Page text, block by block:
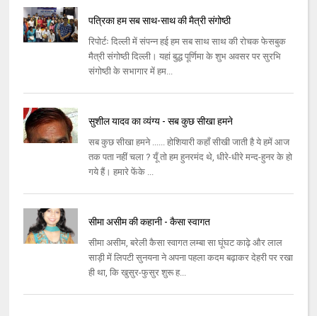
पत्रिका हम सब साथ-साथ की मैत्री संगोष्ठी
रिपोर्टः दिल्ली में संपन्न हई हम सब साथ साथ की रोचक फेसबुक
मैत्री संगोष्ठी दिल्ली। यहां बुद्ध पूर्णिमा के शुभ अवसर पर सुरभि
संगोष्ठी के सभागार में हम...
सुशील यादव का व्यंग्य - सब कुछ सीखा हमने
सब कुछ सीखा हमने ...... होशियारी कहाँ सीखी जाती है ये हमें आज
तक पता नहीं चला ? यूँ तो हम हुनरमंद थे, धीरे-धीरे मन्द-हुनर के हो
गये हैं। हमारे फेंके ...
सीमा असीम की कहानी - कैसा स्वागत
सीमा असीम, बरेली कैसा स्‍वागत लम्‍बा सा घूंघट काढ़े और लाल
साड़ी में लिपटी सुनयना ने अपना पहला कदम बढ़ाकर देहरी पर रखा
ही था, कि खुसुर-फुसुर शुरू ह...